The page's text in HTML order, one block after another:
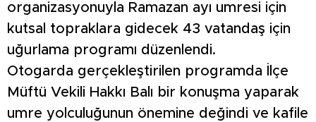
organizasyonuyla Ramazan ayı umresi için
kutsal topraklara gidecek 43 vatandaş için
uğurlama programı düzenlendi.
Otogarda gerçekleştirilen programda İlçe
Müftü Vekili Hakkı Balı bir konuşma yaparak
umre yolculuğunun önemine değindi ve kafile